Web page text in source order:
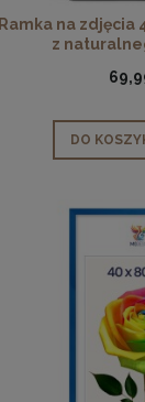
Ramka na zdjęcia
z
DO